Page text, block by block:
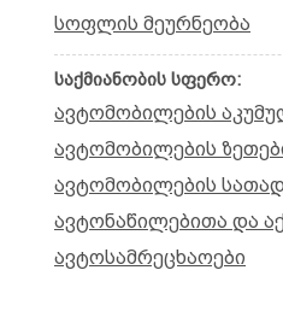
სოფლის მეურნეობა
საქმიანობის სფერო:
ავტომობილების
ავტომობილების
ავტომობილების
ავტონაწილებითა და
ავტოსამრეცხაოები